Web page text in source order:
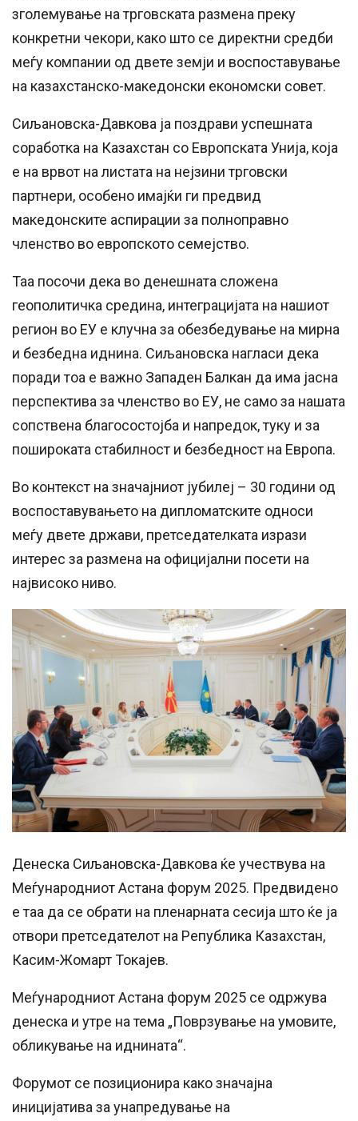
зголемување на трговската размена преку
конкретни чекори, како што се директни средби
меѓу компании од двете земји и воспоставување
на казахстанско-македонски економски совет.
Сиљановска-Давкова ја поздрави успешната
соработка на Казахстан со Европската Унија, која
е на врвот на листата на нејзини трговски
партнери, особено имајќи ги предвид
македонските аспирации за полноправно
членство во европското семејство.
Таа посочи дека во денешната сложена
геополитичка средина, интеграцијата на нашиот
регион во ЕУ е клучна за обезбедување на мирна
и безбедна иднина. Сиљановска нагласи дека
поради тоа е важно Западен Балкан да има јасна
перспектива за членство во ЕУ, не само за нашата
сопствена благосостојба и напредок, туку и за
пошироката стабилност и безбедност на Европа.
Во контекст на значајниот јубилеј – 30 години од
воспоставувањето на дипломатските односи
меѓу двете држави, претседателката изрази
интерес за размена на официјални посети на
највисоко ниво.
Денеска Сиљановска-Давкова ќе учествува на
Меѓународниот Астана форум 2025. Предвидено
е таа да се обрати на пленарната сесија што ќе ја
отвори претседателот на Република Казахстан,
Касим-Жомарт Токајев.
Меѓународниот Астана форум 2025 се одржува
денеска и утре на тема „Поврзување на умовите,
обликување на иднината“.
Форумот се позиционира како значајна
иницијатива за унапредување на